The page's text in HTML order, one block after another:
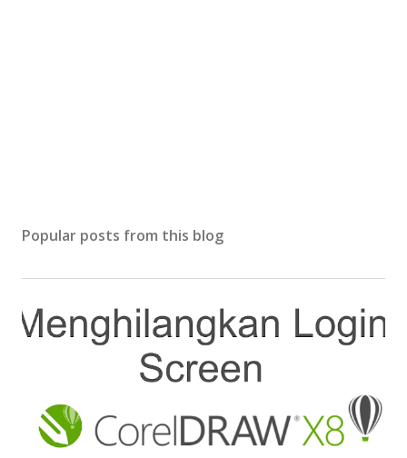
Popular posts from this blog